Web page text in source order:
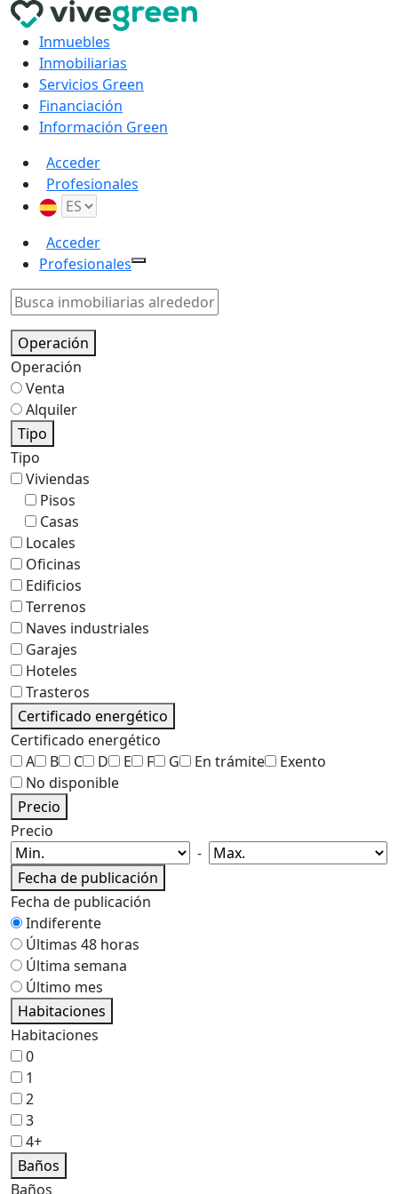
Inmuebles
Inmobiliarias
Servicios Green
Financiación
Información Green
Acceder
Profesionales
Acceder
Profesionales
Operación
Operación
Venta
Alquiler
Tipo
Tipo
Viviendas
Pisos
Casas
Locales
Oficinas
Edificios
Terrenos
Naves industriales
Garajes
Hoteles
Trasteros
Certificado energético
Certificado energético
A
B C D E F G En trámite
Exento
No disponible
Precio
Precio
-
Fecha de publicación
Fecha de publicación
Indiferente
Últimas 48 horas
Última semana
Último mes
Habitaciones
Habitaciones
0
1
2
3
4+
Baños
Baños